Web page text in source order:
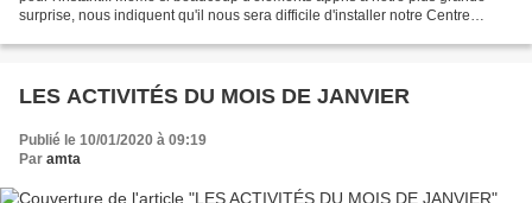
surprise, nous indiquent qu'il nous sera difficile d'installer notre Centre
LES ACTIVITÉS DU MOIS DE JANVIER
Publié le 10/01/2020 à 09:19
Par amta